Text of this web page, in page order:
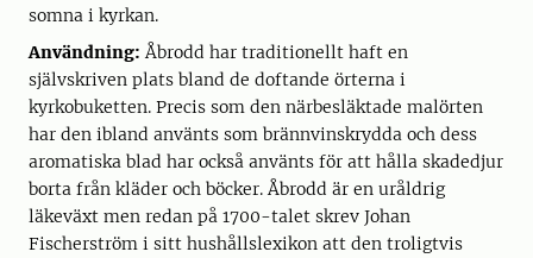
somna i kyrkan.
Användning: Åbrodd har traditionellt haft en
självskriven plats bland de doftande örterna i
kyrkobuketten. Precis som den närbesläktade malörten
har den ibland använts som brännvinskrydda och dess
aromatiska blad har också använts för att hålla skadedjur
borta från kläder och böcker. Åbrodd är en uråldrig
läkeväxt men redan på 1700-talet skrev Johan
Fischerström i sitt hushållslexikon att den troligtvis